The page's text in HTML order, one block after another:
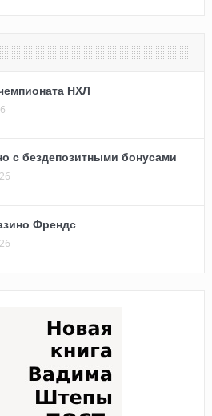
НХЛ
с бездепозитными бонусами
Френдс